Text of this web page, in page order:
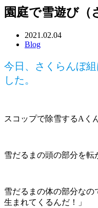
園庭で雪遊び（
2021.02.04
Blog
今日、さくらんぼ
した。
スコップで除雪するAく
雪だるまの頭の部分を転
雪だるまの体の部分なの
生まれてくるんだ！」